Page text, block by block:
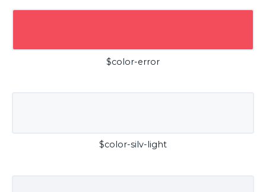
$color-error
$color-silv-light